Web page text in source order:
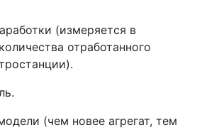
(измеряется в
отработанного
(чем новее агрегат, тем